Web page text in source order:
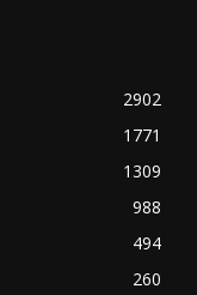
2902
1771
1309
988
494
260